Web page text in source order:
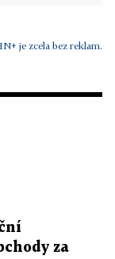
je zcela bez reklam.
za